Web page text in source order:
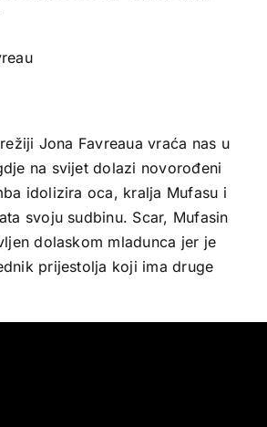
Jona Favreaua vraća nas u
na svijet dolazi novorođeni
idolizira oca, kralja Mufasu i
svoju sudbinu. Scar, Mufasin
dolaskom mladunca jer je
prijestolja koji ima druge